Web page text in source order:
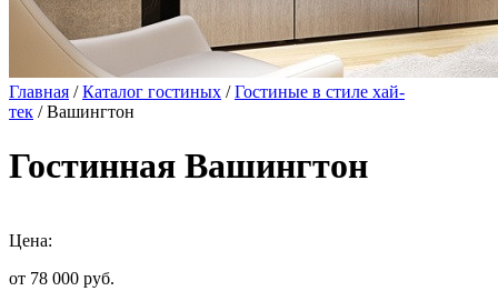
Главная /Каталог гостиных /Гостиные в стиле хай-
тек / Вашингтон
Гостинная Вашингтон
Цена:
от 78 000 руб.